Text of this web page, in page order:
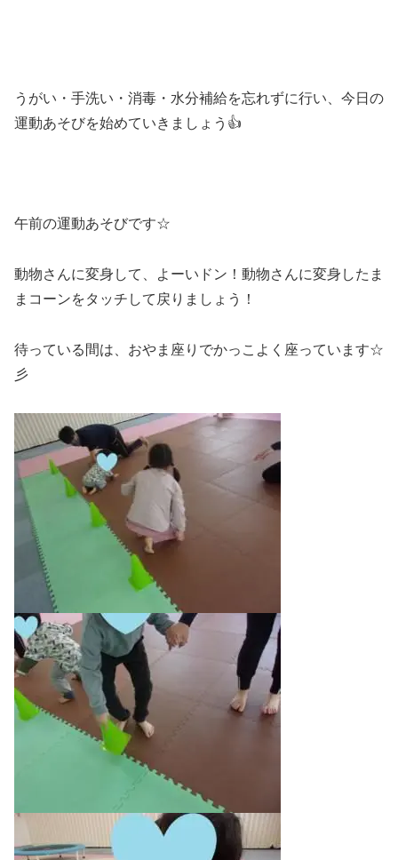
うがい・手洗い・消毒・水分補給を忘れずに行い、今日の
運動あそびを始めていきましょう👍
午前の運動あそびです☆
動物さんに変身して、よーいドン！動物さんに変身したま
まコーンをタッチして戻りましょう！
待っている間は、おやま座りでかっこよく座っています☆
彡